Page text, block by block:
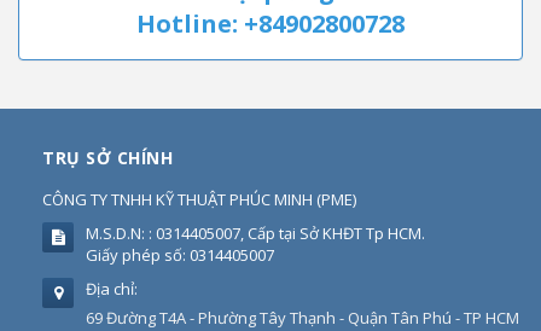
Hotline: +84902800728
TRỤ SỞ CHÍNH
CÔNG TY TNHH KỸ THUẬT PHÚC MINH (PME)
M.S.D.N: : 0314405007, Cấp tại Sở KHĐT Tp HCM.
Giấy phép số: 0314405007
Địa chỉ:
69 Đường T4A - Phường Tây Thạnh - Quận Tân Phú - TP HCM